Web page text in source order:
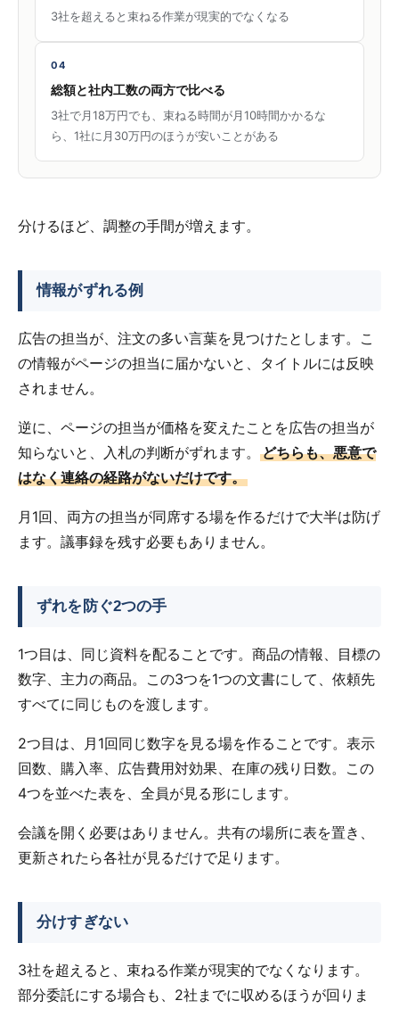
3社を超えると束ねる作業が現実的でなくなる
04
総額と社内工数の両方で比べる
3社で月18万円でも、束ねる時間が月10時間かかるな
ら、1社に月30万円のほうが安いことがある
分けるほど、調整の手間が増えます。
情報がずれる例
広告の担当が、注文の多い言葉を見つけたとします。こ
の情報がページの担当に届かないと、タイトルには反映
されません。
逆に、ページの担当が価格を変えたことを広告の担当が
知らないと、入札の判断がずれます。 どちらも、悪意で
はなく連絡の経路がないだけです。
月1回、両方の担当が同席する場を作るだけで大半は防げ
ます。議事録を残す必要もありません。
ずれを防ぐ2つの手
1つ目は、同じ資料を配ることです。商品の情報、目標の
数字、主力の商品。この3つを1つの文書にして、依頼先
すべてに同じものを渡します。
2つ目は、月1回同じ数字を見る場を作ることです。表示
回数、購入率、広告費用対効果、在庫の残り日数。この
4つを並べた表を、全員が見る形にします。
会議を開く必要はありません。共有の場所に表を置き、
更新されたら各社が見るだけで足ります。
分けすぎない
3社を超えると、束ねる作業が現実的でなくなります。
部分委託にする場合も、2社までに収めるほうが回りま